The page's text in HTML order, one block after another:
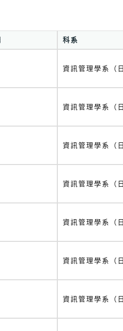
科系
資訊管理學系（
資訊管理學系（
資訊管理學系（
資訊管理學系（
資訊管理學系（
資訊管理學系（
資訊管理學系（